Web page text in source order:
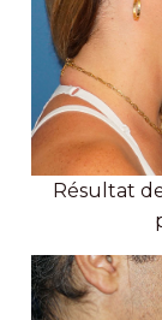
Résultat